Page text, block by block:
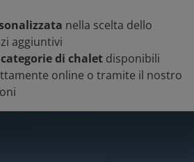
nella scelta dello
aggiuntivi
di chalet disponibili
online o tramite il nostro